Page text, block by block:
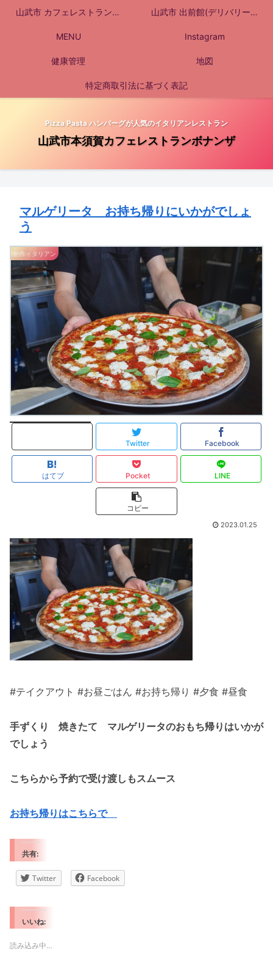
Pizza Pasta ハンバーグが人気のイタリアンレストラン
山武市本須賀カフェレストランボナンザ
山武市 カフェレストランボ
ナンザへようこそ
山武市 出前館(デリバリー・
テイクアウト）伊太飯職人ボ
ナンザ
MENU Instagram
健康管理 地図
特定商取引法に基づく表記
マルゲリータ お持ち帰りにいかがでしょ
う
創作イタリアン
Twitter Facebook
はてブ Pocket LINE
コピー
2023.01.25
#テイクアウト #お昼ごはん #お持ち帰り #夕食 #昼食
手ずくり 焼きたて マルゲリータのおもち帰りはいかが
でしょう
こちらから予約で受け渡しもスムース
お持ち帰りはこちらで
共有:
Twitter Facebook
いいね:
読み込み中…